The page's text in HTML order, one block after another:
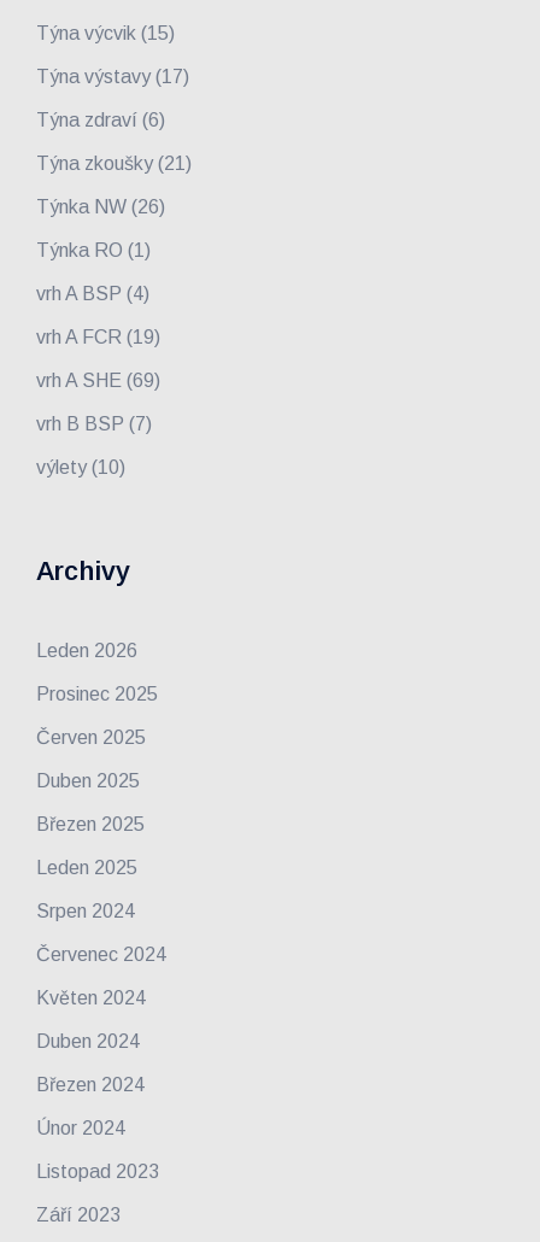
Týna výcvik (15)
Týna výstavy(17)
Týna zdraví (6)
Týna zkoušky(21)
Týnka NW (26)
Týnka RO (1)
vrh A BSP (4)
vrh A FCR (19)
vrh A SHE (69)
vrh B BSP (7)
výlety(10)
Archivy
Leden 2026
Prosinec 2025
Červen 2025
Duben 2025
Březen 2025
Leden 2025
Srpen 2024
Červenec 2024
Květen 2024
Duben 2024
Březen 2024
Únor 2024
Listopad 2023
Září 2023